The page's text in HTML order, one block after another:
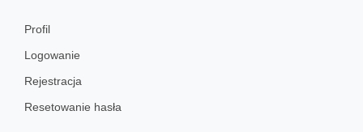
Profil
Logowanie
Rejestracja
Resetowanie hasła